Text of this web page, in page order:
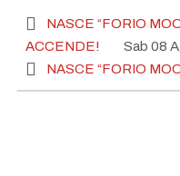
NASCE “FORIO
ACCENDE!
Sab 08
NASCE “FORIO
ACCENDE!
Sab 15